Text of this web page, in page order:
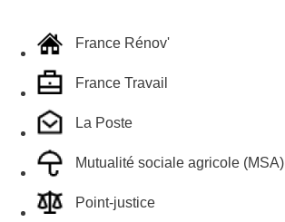
France Rénov'
France Travail
La Poste
Mutualité sociale agricole (MSA)
Point-justice